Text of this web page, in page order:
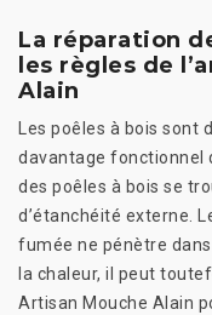
La réparation
les règles de
Alain
Les poêles à bois
davantage fonctionnel
des poêles à bois se
d’étanchéité externe.
fumée ne pénètre
la chaleur, il peut
Artisan Mouche Alain